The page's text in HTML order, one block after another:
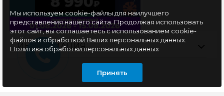
ИНФОРМАЦИЯ
Мы используем cookie-файлы для наилучшего
представления нашего сайта. Продолжая использовать
этот сайт, вы соглашаетесь с использованием cookie-
файлов и обработкой Ваших персональных данных.
Политика обработки персональных данных
Принять